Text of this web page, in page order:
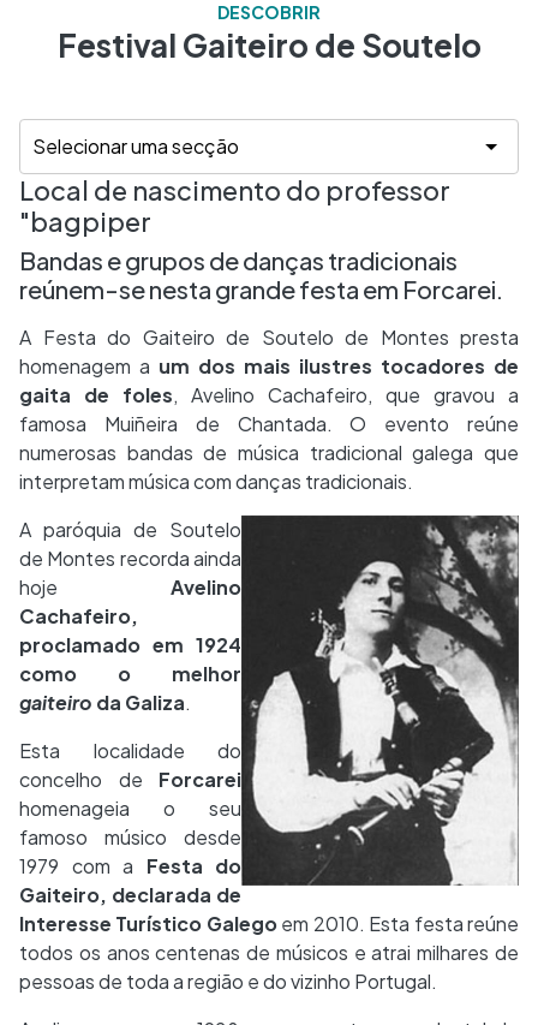
DESCOBRIR
Festival Gaiteiro de Soutelo
Local de nascimento do professor
"bagpiper
Bandas e grupos de danças tradicionais
reúnem-se nesta grande festa em Forcarei.
A Festa do Gaiteiro de Soutelo de Montes presta
homenagem a um dos mais ilustres tocadores de
gaita de foles, Avelino Cachafeiro, que gravou a
famosa Muiñeira de Chantada. O evento reúne
numerosas bandas de música tradicional galega que
interpretam música com danças tradicionais.
A paróquia de Soutelo
de Montes recorda ainda
hoje Avelino
Cachafeiro,
proclamado em 1924
como o melhor
gaiteiro da Galiza.
Esta localidade do
concelho de Forcarei
homenageia o seu
famoso músico desde
1979 com a Festa do
Gaiteiro, declarada de
Interesse Turístico Galegoem 2010. Esta festa reúne
todos os anos centenas de músicos e atrai milhares de
pessoas de toda a região e do vizinho Portugal.